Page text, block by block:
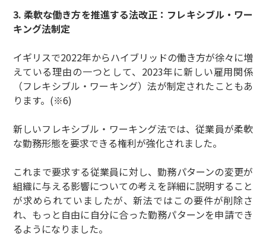
3. 柔軟な働き方を推進する法改正：フレキシブル・ワー
キング法制定
イギリスで2022年からハイブリッドの働き方が徐々に増
えている理由の一つとして、2023年に新しい雇用関係
（フレキシブル・ワーキング）法が制定されたこともあ
ります。(※6)
新しいフレキシブル・ワーキング法では、従業員が柔軟
な勤務形態を要求できる権利が強化されました。
これまで要求する従業員に対し、勤務パターンの変更が
組織に与える影響についての考えを詳細に説明すること
が求められていましたが、新法ではこの要件が削除さ
れ、もっと自由に自分に合った勤務パターンを申請でき
るようになりました。